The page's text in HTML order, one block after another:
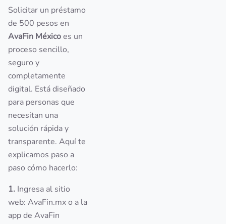
Solicitar un préstamo
de 500 pesos en
AvaFin Méxicoes un
proceso sencillo,
seguro y
completamente
digital. Está diseñado
para personas que
necesitan una
solución rápida y
transparente. Aquí te
explicamos paso a
paso cómo hacerlo:
1. Ingresa al sitio
web: AvaFin.mx o a la
app de AvaFin